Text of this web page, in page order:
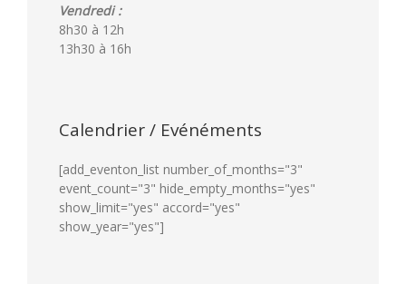
Vendredi :
8h30 à 12h
13h30 à 16h
Calendrier / Evénéments
[add_eventon_list number_of_months="3"
event_count="3" hide_empty_months="yes"
show_limit="yes" accord="yes"
show_year="yes"]